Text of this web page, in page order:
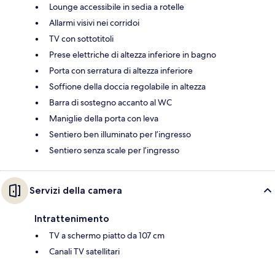
Lounge accessibile in sedia a rotelle
Allarmi visivi nei corridoi
TV con sottotitoli
Prese elettriche di altezza inferiore in bagno
Porta con serratura di altezza inferiore
Soffione della doccia regolabile in altezza
Barra di sostegno accanto al WC
Maniglie della porta con leva
Sentiero ben illuminato per l’ingresso
Sentiero senza scale per l’ingresso
Servizi della camera
Intrattenimento
TV a schermo piatto da 107 cm
Canali TV satellitari